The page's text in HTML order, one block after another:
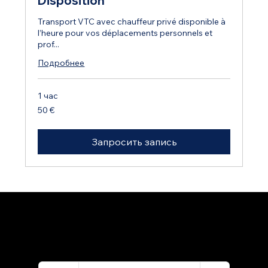
Transport VTC avec chauffeur privé disponible à
l’heure pour vos déplacements personnels et
prof...
Подробнее
1 час
50
евро
50 €
Запросить запись